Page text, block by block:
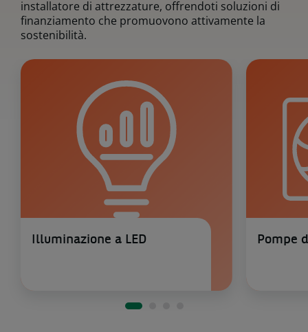
installatore di attrezzature, offrendoti soluzioni di
finanziamento che promuovono attivamente la
sostenibilità.
Illuminazione a LED Pompe